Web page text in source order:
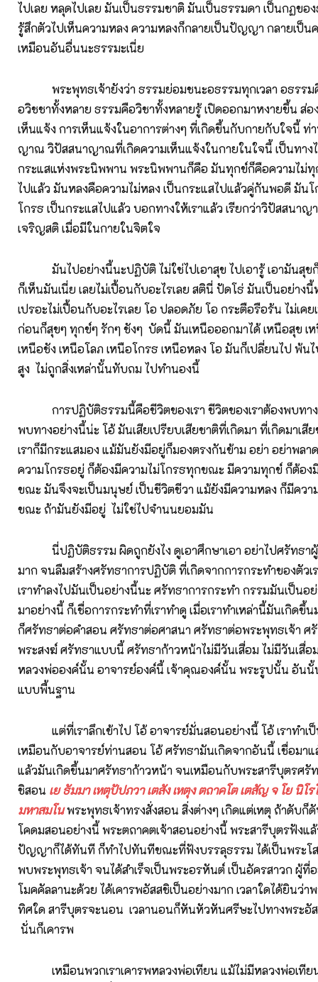
ไปเลย หลุดไปเลย มันเป็นธรรมชาติ มันเป็นธรรมดา เป็นกฏขอ
รู้สึกตัวไปเห็นความหลง ความหลงก็กลายเป็นปัญญา กลายเป็น
เหมือนอันอื่นนะธรรมะเนี่ย
พระพุทธเจ้ายังว่า ธรรมย่อมชนะอธรรมทุกเวลา อธรรม
อวิชชาทั้งหลาย ธรรมคือวิชาทั้งหลายรู้ เปิดออกมาหงายขึ้น ส่อง
เห็นแจ้ง การเห็นแจ้งในอาการต่างๆ ที่เกิดขึ้นกับกายกับใจนี้ ท่
ญาณ วิปัสสนาญาณที่เกิดความเห็นแจ้งในกายในใจนี้ เป็นทาง
กระแสแห่งพระนิพพาน พระนิพพานก็คือ มันทุกข์ก็คือความไม่ทุ
ไปแล้ว มันหลงคือความไม่หลง เป็นกระแสไปแล้วคู่กันพอดี มัน
โกรธ เป็นกระแสไปแล้ว บอกทางให้เราแล้ว เรียกว่าวิปัสสนา
เจริญสติ เมื่อมีในกายในจิตใจ
มันไปอย่างนี้นะปฏิบัติ ไม่ใช่ไปเอาสุข ไปเอารู้ เอามันสุข
ก็เห็นมันเนี่ย เลยไม่เปื้อนกับอะไรเลย สตินี่ ปัดโธ่ มันเป็นอย่าง
เปรอะไม่เปื้อนกับอะไรเลย โอ ปลอดภัย โอ กระตือรือร้น ไม่เค
ก่อนก็สุขๆ ทุกข์ๆ รักๆ ชังๆ บัดนี้ มันเหนือออกมาได้ เหนือสุข เ
เหนือชัง เหนือโลภ เหนือโกรธ เหนือหลง โอ มันก็เปลี่ยนไป พ้น
สูง ไม่ถูกสิ่งเหล่านั้นทับถม ไปทำนองนี้
การปฏิบัติธรรมนี้คือชีวิตของเรา ชีวิตของเราต้องพบทาง
พบทางอย่างนี้น่ะ โอ้ มันเสียเปรียบเสียชาติที่เกิดมา ที่เกิดมาเสี
เราก็มีกระแสมอง แม้มันยังมีอยู่ก็มองตรงกันข้าม อย่า อย่าพลา
ความโกรธอยู่ ก็ต้องมีความไม่โกรธทุกขณะ มีความทุกข์ ก็ต้อง
ขณะ มันจึงจะเป็นมนุษย์ เป็นชีวิตชีวา แม้ยังมีความหลง ก็มีควา
ขณะ ถ้ามันยังมีอยู่ ไม่ใช่ไปจำนนยอมมัน
นี่ปฏิบัติธรรม ผิดถูกยังไง ดูเอาศึกษาเอา อย่าไปศรัทธาผู้
มาก จนลืมสร้างศรัทธาการปฏิบัติ ที่เกิดจากการกระทำของตัวเ
เราทำลงไปมันเป็นอย่างนี้นะ ศรัทธาการกระทำ กรรมมันเป็นอย่
มาอย่างนี้ ก็เชื่อการกระทำที่เราทำดู เมื่อเราทำเหล่านี้มันเกิดขึ้
ก็ศรัทธาต่อคำสอน ศรัทธาต่อศาสนา ศรัทธาต่อพระพุทธเจ้า ศ
พระสงฆ์ ศรัทธาแบบนี้ ศรัทธาก้าวหน้าไม่มีวันเสื่อม ไม่มีวันเสื่อ
หลวงพ่อองค์นั้น อาจารย์องค์นี้ เจ้าคุณองค์นั้น พระรูปนั้น อัน
แบบพื้นฐาน
แต่ที่เราลึกเข้าไป โอ้ อาจารย์มั่นสอนอย่างนี้ โอ้ เราทำเ
เหมือนกับอาจารย์ท่านสอน โอ้ ศรัทธามันเกิดจากอันนี้ เชื่อมาแ
แล้วมันเกิดขึ้นมาศรัทธาก้าวหน้า จนเหมือนกับพระสารีบุตรศรั
ชิสอน เย ธัมมา เหตุปัปภวา เตสัง เหตุง ตถาคโต เตสัญ จ โย นิโร
มหาสมโนพระพุทธเจ้าทรงสั่งสอน สิ่งต่างๆ เกิดแต่เหตุ ถ้าดับก็
โคดมสอนอย่างนี้ พระตถาคตเจ้าสอนอย่างนี้ พระสารีบุตรฟังแ
ปัญญาก็ได้ทันที ก็ทำไปทันทีขณะที่ฟังบรรลุธรรม ได้เป็นพระโ
พบพระพุทธเจ้า จนได้สำเร็จเป็นพระอรหันต์ เป็นอัครสาวก ผู้ที่
โมคคัลลานะด้วย ได้เคารพอัสสชิเป็นอย่างมาก เวลาใดได้ยินว่า
ทิศใด สารีบุตรจะนอน เวลานอนก็หันหัวหันศรีษะไปทางพระอั
นั่นก็เคารพ
เหมือนพวกเราเคารพหลวงพ่อเทียน แม้ไม่มีหลวงพ่อเทียน